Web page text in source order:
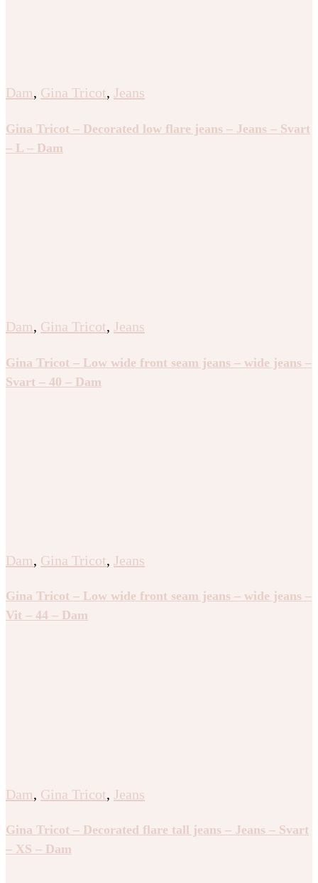
Dam, Gina Tricot, Jeans
Gina Tricot – Decorated low flare jeans – Jeans – Svart
– L – Dam
Dam, Gina Tricot, Jeans
Gina Tricot – Low wide front seam jeans – wide jeans –
Svart – 40 – Dam
Dam, Gina Tricot, Jeans
Gina Tricot – Low wide front seam jeans – wide jeans –
Vit – 44 – Dam
Dam, Gina Tricot, Jeans
Gina Tricot – Decorated flare tall jeans – Jeans – Svart
– XS – Dam